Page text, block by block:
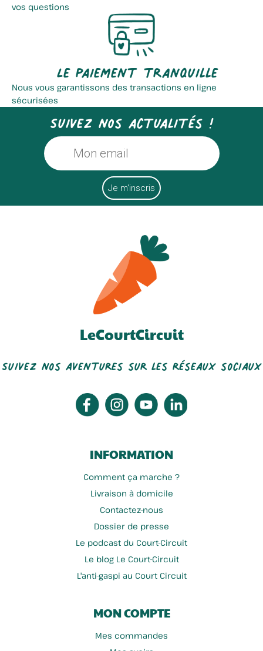
vos questions
Le paiement tranquille
Nous vous garantissons des transactions en ligne
sécurisées
Suivez nos actualités !
LeCourtCircuit
Suivez nos aventures sur les réseaux sociaux
INFORMATION
Comment ça marche ?
Livraison à domicile
Contactez-nous
Dossier de presse
Le podcast du Court-Circuit
Le blog Le Court-Circuit
L'anti-gaspi au Court Circuit
MON COMPTE
Mes commandes